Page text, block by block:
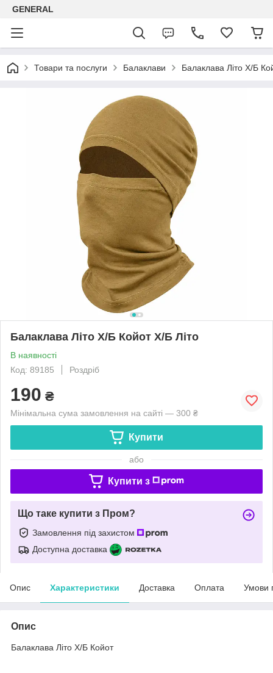
GENERAL
Товари та послуги Балаклави Балаклава Літо Х/Б
Балаклава Літо Х/Б Койот Х/Б Літо
В наявності
Код: 89185
Роздріб
190 ₴
Мінімальна сума замовлення на сайті — 300 ₴
Купити
або
Купити з
Що таке купити з Пром?
Замовлення під захистом
Доступна доставка
Опис Характеристики Доставка Оплата Умови
Опис
Балаклава Літо Х/Б Койот